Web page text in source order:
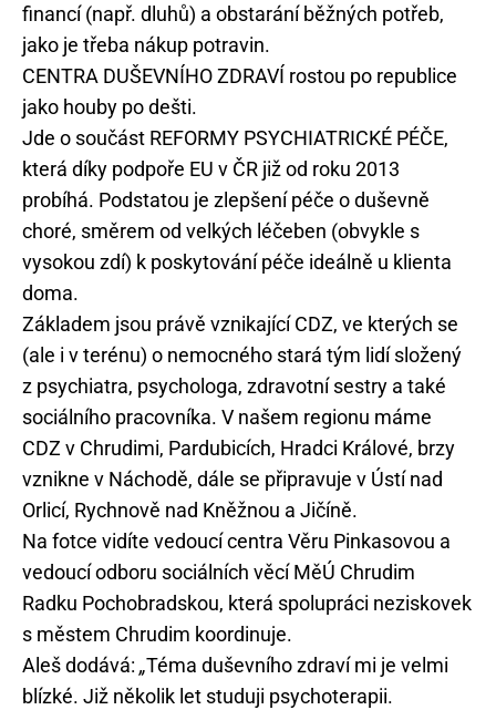
financí (např. dluhů) a obstarání běžných potřeb,
jako je třeba nákup potravin.
CENTRA DUŠEVNÍHO ZDRAVÍ rostou po republice
jako houby po dešti.
Jde o součást REFORMY PSYCHIATRICKÉ PÉČE,
která díky podpoře EU v ČR již od roku 2013
probíhá. Podstatou je zlepšení péče o duševně
choré, směrem od velkých léčeben (obvykle s
vysokou zdí) k poskytování péče ideálně u klienta
doma.
Základem jsou právě vznikající CDZ, ve kterých se
(ale i v terénu) o nemocného stará tým lidí složený
z psychiatra, psychologa, zdravotní sestry a také
sociálního pracovníka. V našem regionu máme
CDZ v Chrudimi, Pardubicích, Hradci Králové, brzy
vznikne v Náchodě, dále se připravuje v Ústí nad
Orlicí, Rychnově nad Kněžnou a Jičíně.
Na fotce vidíte vedoucí centra Věru Pinkasovou a
vedoucí odboru sociálních věcí MěÚ Chrudim
Radku Pochobradskou, která spolupráci neziskovek
s městem Chrudim koordinuje.
Aleš dodává: „Téma duševního zdraví mi je velmi
blízké. Již několik let studuji psychoterapii.